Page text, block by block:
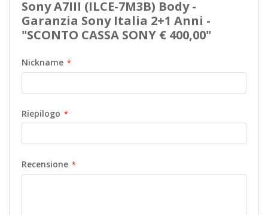
Sony A7III (ILCE-7M3B) Body -
Garanzia Sony Italia 2+1 Anni -
"SCONTO CASSA SONY € 400,00"
Nickname
Riepilogo
Recensione